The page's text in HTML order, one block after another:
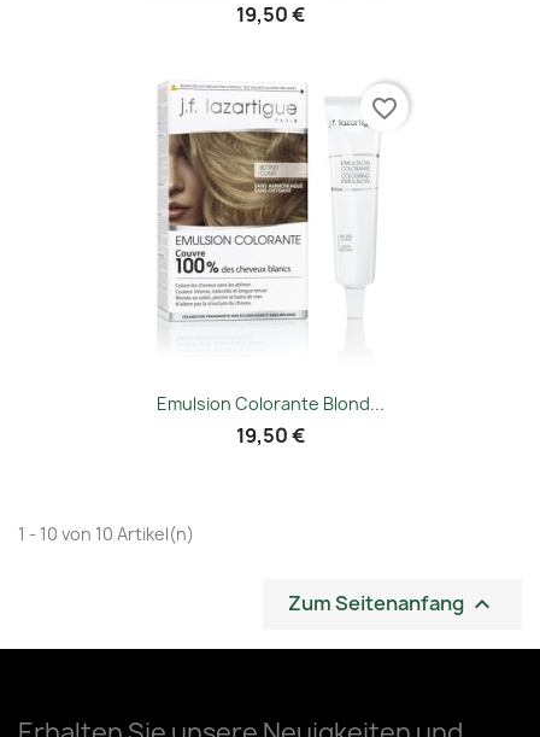
19,50 €
Emulsion Colorante Blond...
19,50 €
favorite_border
1 - 10 von 10 Artikel(n)
Zum Seitenanfang 